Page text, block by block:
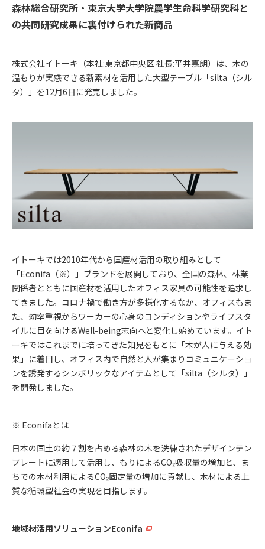
森林総合研究所・東京大学大学院農学生命科学研究科と
の共同研究成果に裏付けられた新商品
株式会社イトーキ（本社:東京都中央区 社長:平井嘉朗）は、木の
温もりが実感できる新素材を活用した大型テーブル「silta（シル
タ）」を12月6日に発売しました。
イトーキでは2010年代から国産材活用の取り組みとして
「Econifa（※）」ブランドを展開しており、全国の森林、林業
関係者とともに国産材を活用したオフィス家具の可能性を追求し
てきました。コロナ禍で働き方が多様化するなか、オフィスもま
た、効率重視からワーカーの心身のコンディションやライフスタ
イルに目を向けるWell-being志向へと変化し始めています。イト
ーキではこれまでに培ってきた知見をもとに「木が人に与える効
果」に着目し、オフィス内で自然と人が集まりコミュニケーショ
ンを誘発するシンボリックなアイテムとして「silta（シルタ）」
を開発しました。
※ Econifaとは
日本の国土の約７割を占める森林の木を洗練されたデザインテン
プレートに適用して活用し、もりによるCO₂吸収量の増加と、ま
ちでの木材利用によるCO₂固定量の増加に貢献し、木材による上
質な循環型社会の実現を目指します。
地域材活用ソリューションEconifa